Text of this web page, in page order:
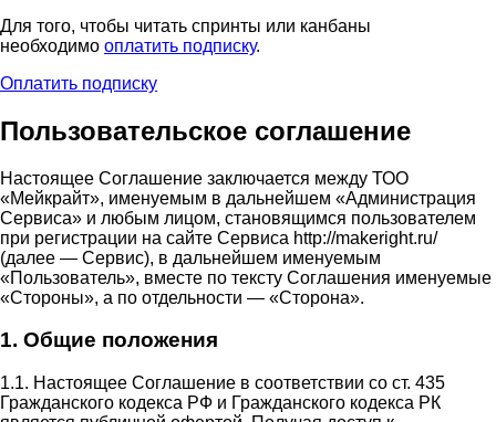
Для того, чтобы читать спринты или канбаны
необходимо оплатить подписку.
Оплатить подписку
Пользовательское соглашение
Настоящее Соглашение заключается между ТОО
«Мейкрайт», именуемым в дальнейшем «Администрация
Сервиса» и любым лицом, становящимся пользователем
при регистрации на сайте Сервиса http://makeright.ru/
(далее — Сервис), в дальнейшем именуемым
«Пользователь», вместе по тексту Соглашения именуемые
«Стороны», а по отдельности — «Сторона».
1. Общие положения
1.1. Настоящее Соглашение в соответствии со ст. 435
Гражданского кодекса РФ и Гражданского кодекса РК